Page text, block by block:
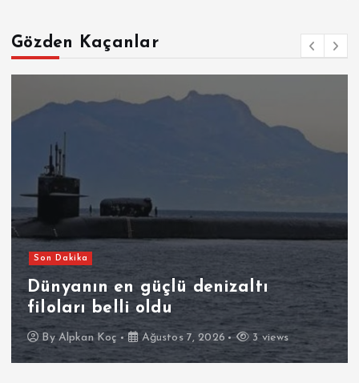
Gözden Kaçanlar
Son Dakika
Dünyanın en güçlü denizaltı
filoları belli oldu
ByAlpkan Koç Ağustos 7, 2026 3 views